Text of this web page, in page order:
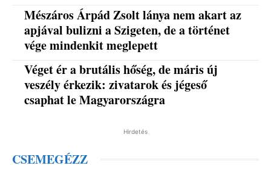
Mészáros Árpád Zsolt lánya nem akart az
apjával bulizni a Szigeten, de a történet
vége mindenkit meglepett
Véget ér a brutális hőség, de máris új
veszély érkezik: zivatarok és jégeső
csaphat le Magyarországra
Hirdetés
CSEMEGÉZZ